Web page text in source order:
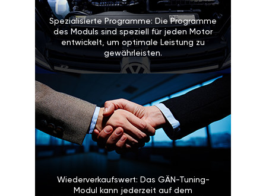
Spezialisierte Programme: Die Programme
des Moduls sind speziell für jeden Motor
entwickelt, um optimale Leistung zu
gewährleisten.
Wiederverkaufswert: Das GÄN-Tuning-
Modul kann jederzeit auf dem